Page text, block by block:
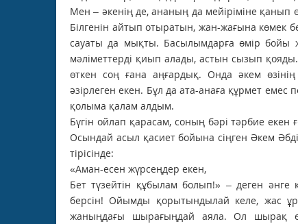
Мен – әкенің де, ананың да мейіріміне
Білгенін айтып отыратын, жан-жағына көмек
сауаты да мықты. Басылымдарға өмір бойы
мәліметтерді қиып алады, астын сызып
өткен соң ғана аңғардық. Онда әкем
әзірлеген екен. Бұл да ата-анаға құрмет емес
қолыма қалам алдым.
Бүгін ойлап қарасам, соның бәрі тәрбие
Осындай асыл қасиет бойына сіңген Әкем
тірісінде:
«Аман-есен жүрсеңдер екен,
Бет түзейтін құбылам болып!» – деген
берсін! Ойымды қорытындылай келе, жас
жаныңдағы шырағыңдай аяла. Ол шырақ